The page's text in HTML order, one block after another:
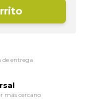
de entrega
más cercano